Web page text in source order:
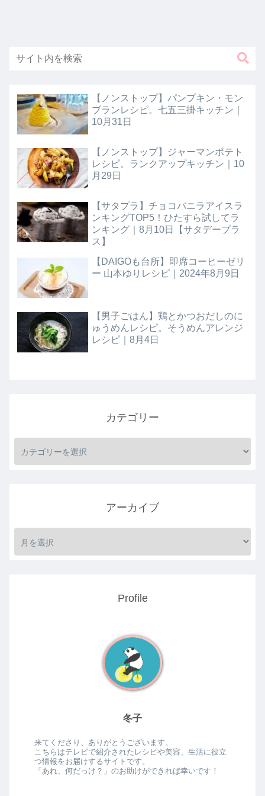
【ノンストップ】パンプキン・モン
ブランレシピ。七五三掛キッチン｜
10月31日
【ノンストップ】ジャーマンポテト
レシピ。ランクアップキッチン｜10
月29日
【サタプラ】チョコバニラアイスラ
ンキングTOP5！ひたすら試してラ
ンキング｜8月10日【サタデープラ
ス】
【DAIGOも台所】即席コーヒーゼリ
ー 山本ゆりレシピ｜2024年8月9日
【男子ごはん】鶏とかつおだしのに
ゅうめんレシピ。そうめんアレンジ
レシピ｜8月4日
カテゴリー
アーカイブ
Profile
冬子
来てくださり、ありがとうございます。
こちらはテレビで紹介されたレシピや美容、生活に役立
つ情報をお届けするサイトです。
「あれ、何だっけ？」のお助けができれば幸いです！